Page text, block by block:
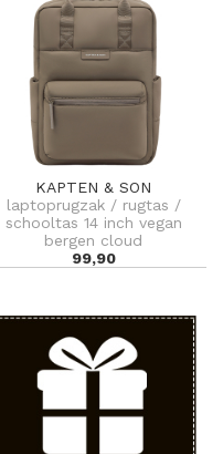
KAPTEN & SON
laptoprugzak / rugtas /
schooltas 14 inch vegan
bergen cloud
99,90